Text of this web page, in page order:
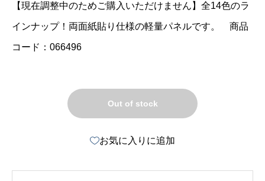
【現在調整中のためご購入いただけません】全14色のラ
インナップ！両面紙貼り仕様の軽量パネルです。 商品
コード：066496
Out of stock
お気に入りに追加